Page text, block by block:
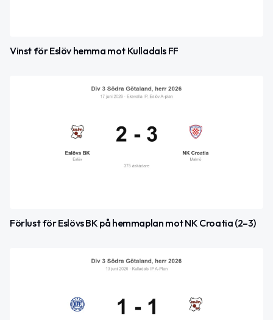
Vinst för Eslöv hemma mot Kulladals FF
Förlust för Eslövs BK på hemmaplan mot NK Croatia (2–3)